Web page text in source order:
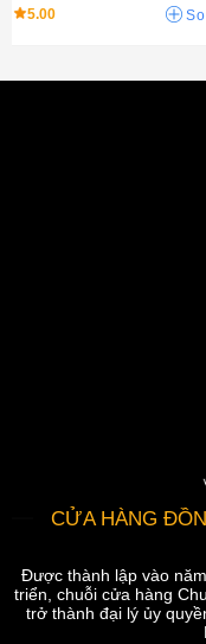
5.00
CỬA HÀNG
Được thành lập vào
triển, chuỗi cửa hàng
trở thành đại lý ủy